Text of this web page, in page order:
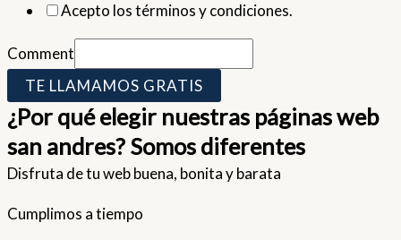
Acepto los términos y condiciones.
Comment
TE LLAMAMOS GRATIS
¿Por qué elegir nuestras páginas web
san andres? Somos diferentes
Disfruta de tu web buena, bonita y barata
Cumplimos a tiempo